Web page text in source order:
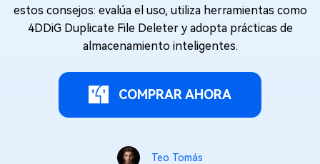
estos consejos: evalúa el uso, utiliza herramientas como
4DDiG Duplicate File Deleter y adopta prácticas de
almacenamiento inteligentes.
COMPRAR AHORA
Teo Tomás